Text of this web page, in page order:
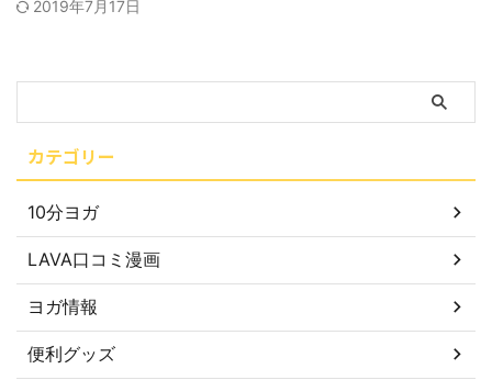
2019年7月17日
カテゴリー
10分ヨガ
LAVA口コミ漫画
ヨガ情報
便利グッズ